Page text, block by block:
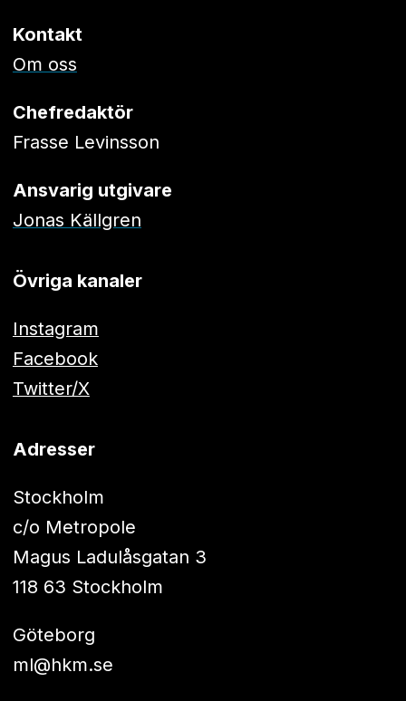
Kontakt
Om oss
Chefredaktör
Frasse Levinsson
Ansvarig utgivare
Jonas Källgren
Övriga kanaler
Instagram
Facebook
Twitter/X
Adresser
Stockholm
c/o Metropole
Magus Ladulåsgatan 3
118 63 Stockholm
Göteborg
ml@hkm.se